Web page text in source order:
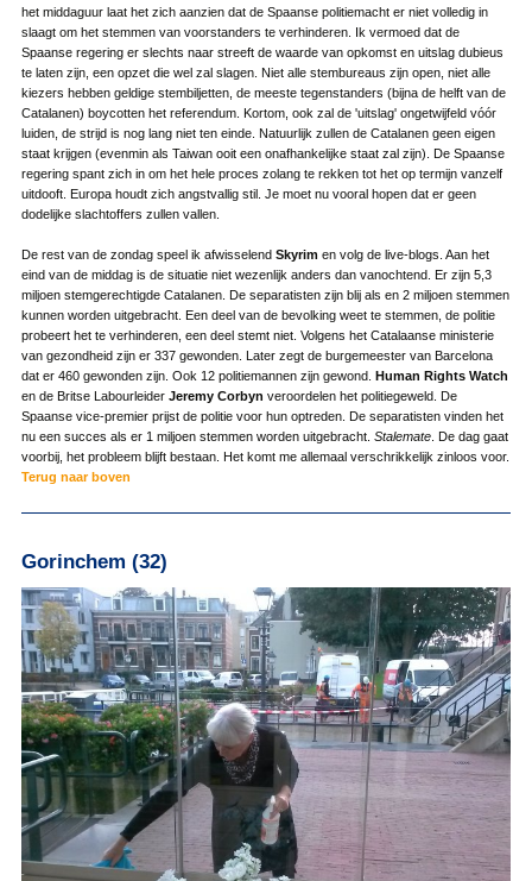
het middaguur laat het zich aanzien dat de Spaanse politiemacht er niet volledig in
slaagt om het stemmen van voorstanders te verhinderen. Ik vermoed dat de
Spaanse regering er slechts naar streeft de waarde van opkomst en uitslag dubieus
te laten zijn, een opzet die wel zal slagen. Niet alle stembureaus zijn open, niet alle
kiezers hebben geldige stembiljetten, de meeste tegenstanders (bijna de helft van de
Catalanen) boycotten het referendum. Kortom, ook zal de 'uitslag' ongetwijfeld vóór
luiden, de strijd is nog lang niet ten einde. Natuurlijk zullen de Catalanen geen eigen
staat krijgen (evenmin als Taiwan ooit een onafhankelijke staat zal zijn). De Spaanse
regering spant zich in om het hele proces zolang te rekken tot het op termijn vanzelf
uitdooft. Europa houdt zich angstvallig stil. Je moet nu vooral hopen dat er geen
dodelijke slachtoffers zullen vallen.
De rest van de zondag speel ik afwisselend Skyrimen volg de live-blogs. Aan het
eind van de middag is de situatie niet wezenlijk anders dan vanochtend. Er zijn 5,3
miljoen stemgerechtigde Catalanen. De separatisten zijn blij als en 2 miljoen stemmen
kunnen worden uitgebracht. Een deel van de bevolking weet te stemmen, de politie
probeert het te verhinderen, een deel stemt niet. Volgens het Catalaanse ministerie
van gezondheid zijn er 337 gewonden. Later zegt de burgemeester van Barcelona
dat er 460 gewonden zijn. Ook 12 politiemannen zijn gewond. Human Rights Watch
en de Britse Labourleider Jeremy Corbyn veroordelen het politiegeweld. De
Spaanse vice-premier prijst de politie voor hun optreden. De separatisten vinden het
nu een succes als er 1 miljoen stemmen worden uitgebracht. Stalemate. De dag gaat
voorbij, het probleem blijft bestaan. Het komt me allemaal verschrikkelijk zinloos voor.
Terug naar boven
Gorinchem (32)